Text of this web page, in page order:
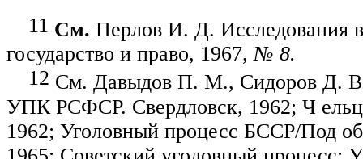
11 См. Перлов И. Д. Исследования в
государство и право, 1967,№ 8.
12 См. Давыдов П. М., Сидоров Д.
УПК РСФСР. Свердловск, 1962; Ч
1962; Уголовный процесс БССР/Под